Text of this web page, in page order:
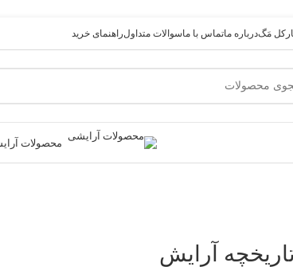
مَگدرباره ماتماس با ماسوالات متداولراهنمای خرید
محصولات
آرایش